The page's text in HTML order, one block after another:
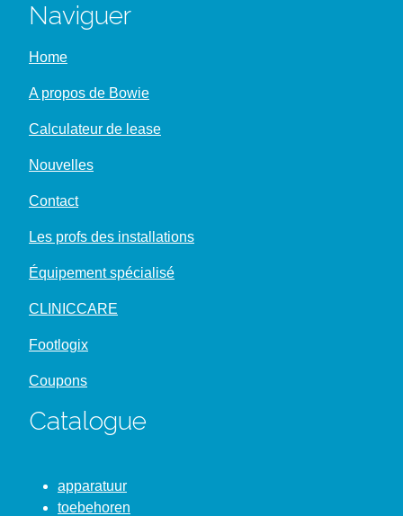
Naviguer
Home
A propos de Bowie
Calculateur de lease
Nouvelles
Contact
Les profs des installations
Équipement spécialisé
CLINICCARE
Footlogix
Coupons
Catalogue
apparatuur
toebehoren